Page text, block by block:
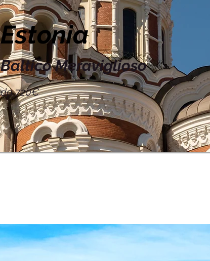
Estonia
Baltico Meraviglioso
da 720€